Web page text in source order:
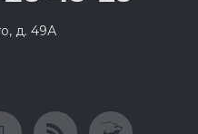
д. 49А